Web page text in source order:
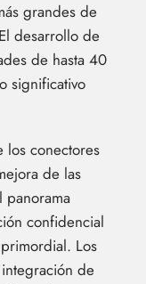
grandes de
desarrollo de
de hasta 40
significativo
los conectores
de las
panorama
confidencial
Los
de